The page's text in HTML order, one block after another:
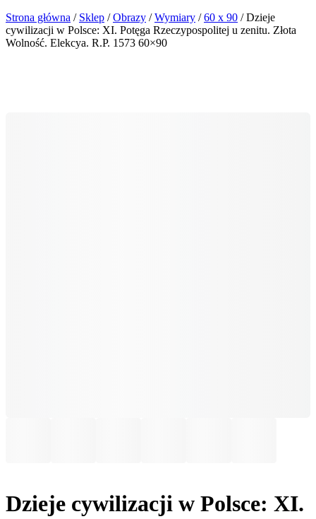
Strona główna / Sklep /Obrazy /Wymiary /60 x 90 / Dzieje
cywilizacji w Polsce: XI. Potęga Rzeczypospolitej u zenitu. Złota
Wolność. Elekcya. R.P. 1573 60×90
Dzieje cywilizacji w Polsce: XI.